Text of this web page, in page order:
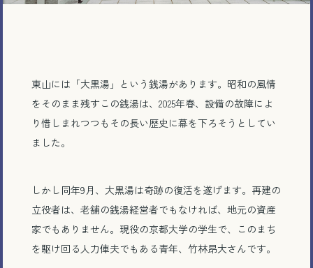
東山には「大黒湯」という銭湯があります。昭和の風情
をそのまま残すこの銭湯は、2025年春、設備の故障によ
り惜しまれつつもその長い歴史に幕を下ろそうとしてい
ました。
しかし同年9月、大黒湯は奇跡の復活を遂げます。再建の
立役者は、老舗の銭湯経営者でもなければ、地元の資産
家でもありません。現役の京都大学の学生で、このまち
を駆け回る人力俥夫でもある青年、竹林昂大さんです。